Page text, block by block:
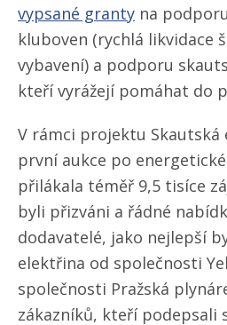
vypsané granty na
kluboven (rychlá likvidace
vybavení) a podporu
kteří vyrážejí pomáhat do
V rámci projektu Skautská
první aukce po
přilákala téměř 9,5 tisíce
byli přizváni a řádné
dodavatelé, jako nejlepší
elektřina od společnosti
společnosti Pražská
zákazníků, kteří podepsali